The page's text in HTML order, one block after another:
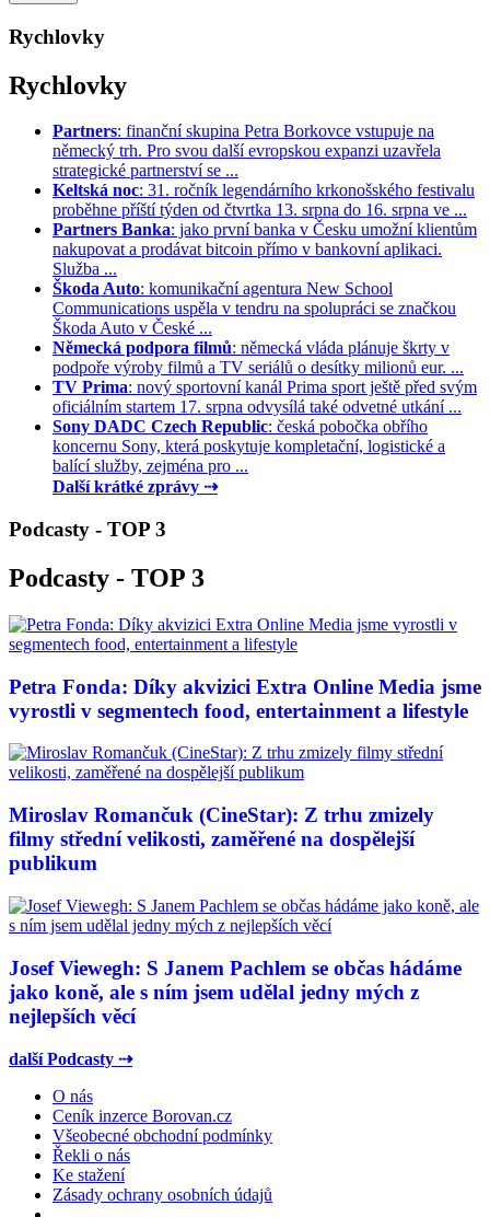
Rychlovky
Rychlovky
Partners: finanční skupina Petra Borkovce vstupuje na
německý trh. Pro svou další evropskou expanzi uzavřela
strategické partnerství se ...
Keltská noc: 31. ročník legendárního krkonošského festivalu
proběhne příští týden od čtvrtka 13. srpna do 16. srpna ve ...
Partners Banka: jako první banka v Česku umožní klientům
nakupovat a prodávat bitcoin přímo v bankovní aplikaci.
Služba ...
Škoda Auto: komunikační agentura New School
Communications uspěla v tendru na spolupráci se značkou
Škoda Auto v České ...
Německá podpora filmů: německá vláda plánuje škrty v
podpoře výroby filmů a TV seriálů o desítky milionů eur. ...
TV Prima: nový sportovní kanál Prima sport ještě před svým
oficiálním startem 17. srpna odvysílá také odvetné utkání ...
Sony DADC Czech Republic: česká pobočka obřího
koncernu Sony, která poskytuje kompletační, logistické a
balící služby, zejména pro ...
Další krátké zprávy ⇢
Podcasty - TOP 3
Podcasty - TOP 3
Petra Fonda: Díky akvizici Extra Online Media jsme
vyrostli v segmentech food, entertainment a lifestyle
Miroslav Romančuk (CineStar): Z trhu zmizely
filmy střední velikosti, zaměřené na dospělejší
publikum
Josef Viewegh: S Janem Pachlem se občas hádáme
jako koně, ale s ním jsem udělal jedny mých z
nejlepších věcí
další Podcasty ⇢
O nás
Ceník inzerce Borovan.cz
Všeobecné obchodní podmínky
Řekli o nás
Ke stažení
Zásady ochrany osobních údajů